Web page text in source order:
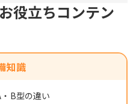
役立ちコンテン
知識
B型の違い